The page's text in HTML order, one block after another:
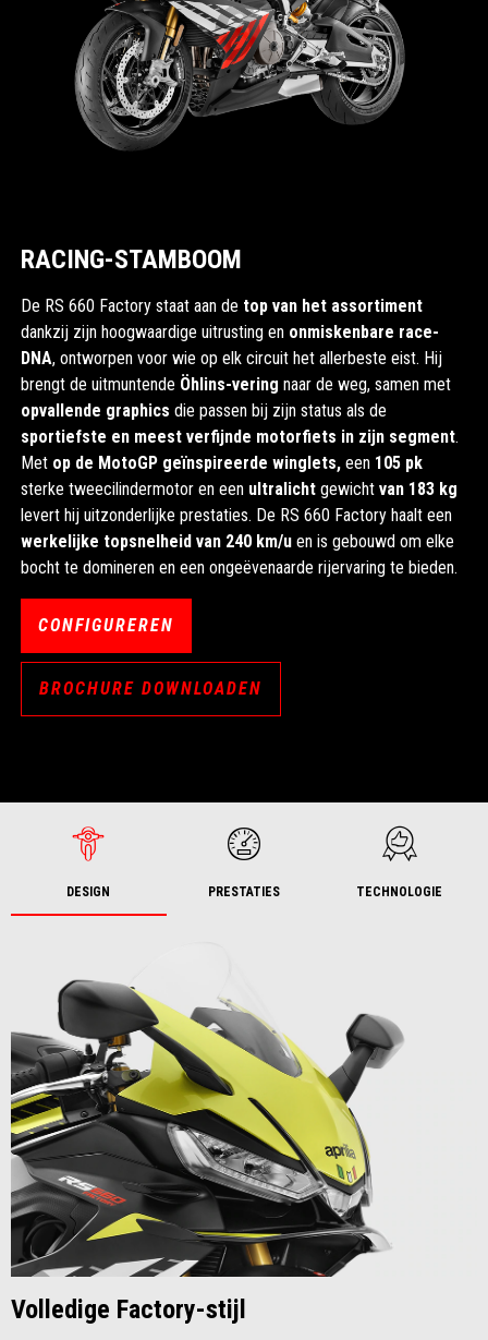
RACING-STAMBOOM
De RS 660 Factory staat aan de top van het assortiment
dankzij zijn hoogwaardige uitrusting en onmiskenbare race-
DNA, ontworpen voor wie op elk circuit het allerbeste eist. Hij
brengt de uitmuntende Öhlins-vering naar de weg, samen met
opvallende graphics die passen bij zijn status als de
sportiefste en meest verfijnde motorfiets in zijn segment.
Met op de MotoGP geïnspireerde winglets,een 105 pk
sterke tweecilindermotor en een ultralichtgewicht van 183 kg
levert hij uitzonderlijke prestaties. De RS 660 Factory haalt een
werkelijke topsnelheid van 240 km/u en is gebouwd om elke
bocht te domineren en een ongeëvenaarde rijervaring te bieden.
CONFIGUREREN
BROCHURE DOWNLOADEN
DESIGN PRESTATIES TECHNOLOGIE
Volledige Factory-stijl